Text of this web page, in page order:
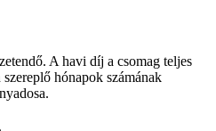
A havi díj a csomag teljes
szereplő hónapok számának